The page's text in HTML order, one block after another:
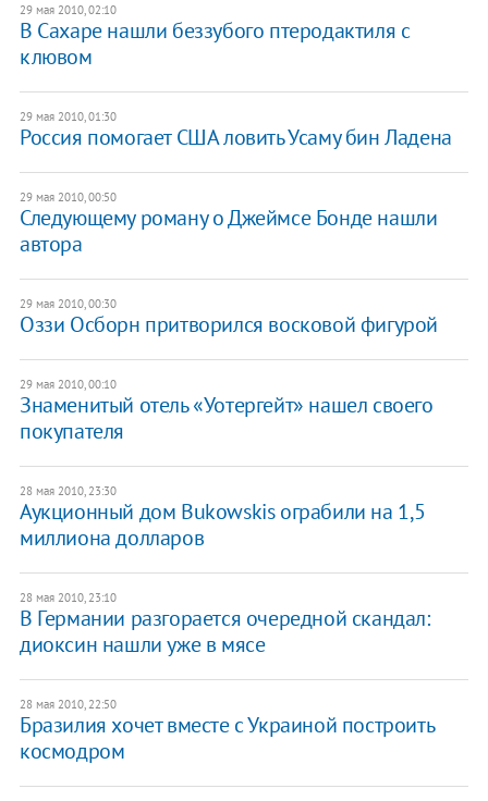
29 мая 2010, 02:10
В Сахаре нашли беззубого птеродактиля с
клювом
29 мая 2010, 01:30
Россия помогает США ловить Усаму бин Ладена
29 мая 2010, 00:50
Следующему роману о Джеймсе Бонде нашли
автора
29 мая 2010, 00:30
Оззи Осборн притворился восковой фигурой
29 мая 2010, 00:10
Знаменитый отель «Уотергейт» нашел своего
покупателя
28 мая 2010, 23:30
Аукционный дом Bukowskis ограбили на 1,5
миллиона долларов
28 мая 2010, 23:10
В Германии разгорается очередной скандал:
диоксин нашли уже в мясе
28 мая 2010, 22:50
Бразилия хочет вместе с Украиной построить
космодром